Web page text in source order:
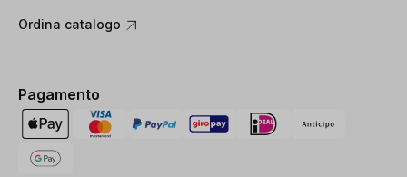
Ordina catalogo
Pagamento